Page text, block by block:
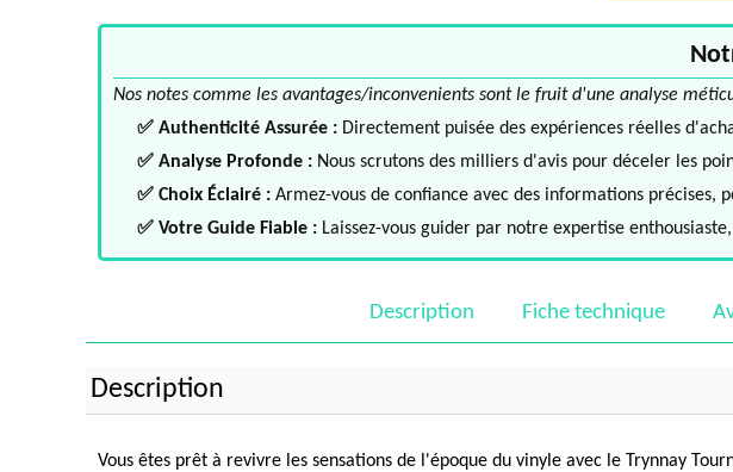
Nos notes comme les avantages/inconvenients sont le fruit d'une analyse
✅ Authenticité Assurée : Directement puisée des expériences réelles
✅ Analyse Profonde : Nous scrutons des milliers d'avis pour déceler les
✅ Choix Éclairé : Armez-vous de confiance avec des informations
✅ Votre Guide Fiable : Laissez-vous guider par notre expertise
Description Fiche technique
Description
Vous êtes prêt à revivre les sensations de l'époque du vinyle avec le Trynnay